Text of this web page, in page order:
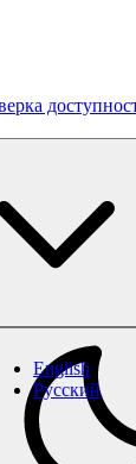
English
Русский